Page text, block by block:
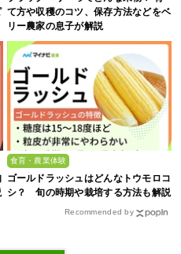
て方や収穫のコツ、保存方法などをベ
リー農家の息子が解説
食育・農業体験
ゴールドラッシュはどんなトウモロコ
シ？ 旬の時期や栽培する方法も解説
Recommended by